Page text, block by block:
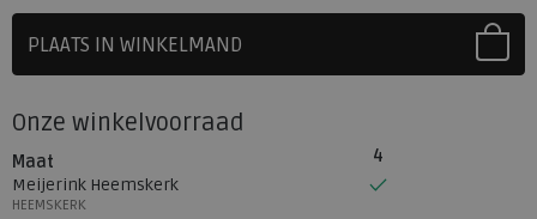
PLAATS IN WINKELMAND
Onze winkelvoorraad
Maat
4
Meijerink Heemskerk
HEEMSKERK